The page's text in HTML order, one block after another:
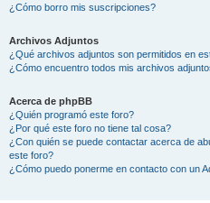
¿Cómo borro mis suscripciones?
Archivos Adjuntos
¿Qué archivos adjuntos son permitidos en
¿Cómo encuentro todos mis archivos
Acerca de phpBB
¿Quién programó este foro?
¿Por qué este foro no tiene tal cosa?
¿Con quién se puede contactar acerca de
este foro?
¿Cómo puedo ponerme en contacto con un